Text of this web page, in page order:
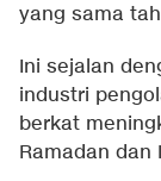
yang sama
Ini sejalan
industri
berkat
Ramadan dan